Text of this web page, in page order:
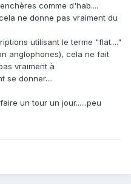
comme d'hab....
ne donne pas vraiment du
utilisant le terme "flat...."
anglophones), cela ne fait
vraiment à
se donner....
un tour un jour......peu